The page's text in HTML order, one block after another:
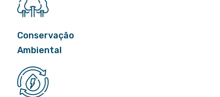
Conservação
Ambiental